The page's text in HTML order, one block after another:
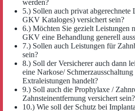
werden?
5.) Sollen auch privat abgerechnete
GKV Kataloges) versichert sein?
6.) Möchten Sie gezielt Leistungen
GKV eine Behandlung generell
7.) Sollen auch Leistungen für
sein?
8.) Soll der Versicherer auch dann
eine Narkose/
Extraleistungen handelt?
9.) Soll auch die Prophylaxe /
Zahnsteinentfernung versichert sein?
10.) Wie soll der Schutz bei